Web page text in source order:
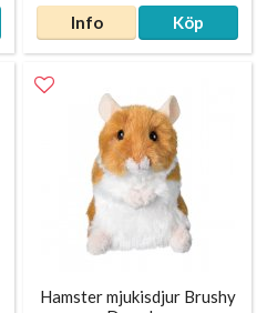
Info Köp
Hamster mjukisdjur Brushy